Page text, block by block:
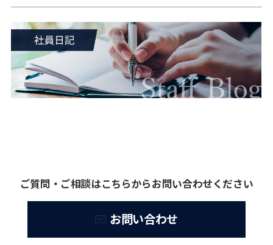
ご質問・ご相談はこちらからお問い合わせください
お問い合わせ